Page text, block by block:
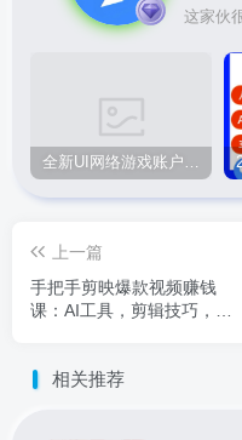
这家伙
全新UI网络游戏账户交易平台系统 全开源版本
上一篇
手把手剪映爆款视频赚钱
课：AI工具，剪辑技巧，涨
相关推荐